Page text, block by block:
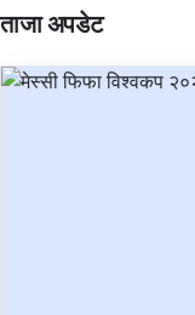
ताजा अपडेट